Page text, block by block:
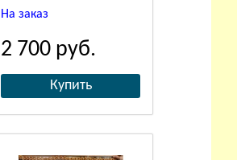
На заказ
2 700 руб.